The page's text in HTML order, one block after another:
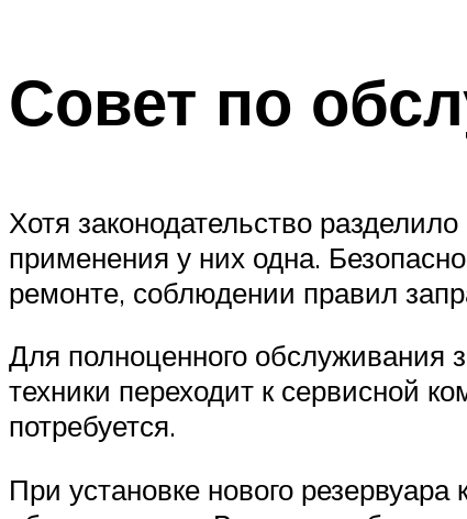
Совет по
Хотя законодательство
применения у них одна.
ремонте, соблюдении правил
Для полноценного обслуживания
техники переходит к сервисной
потребуется.
При установке нового